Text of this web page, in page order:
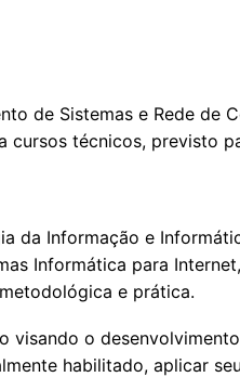
de Sistemas e Rede de
técnicos, previsto
da Informação e
Informática para
e prática.
visando o
habilitado, aplicar